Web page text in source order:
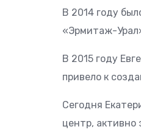
В 2014 году
«Эрмитаж-
В 2015 году
привело к
Сегодня
центр, активно